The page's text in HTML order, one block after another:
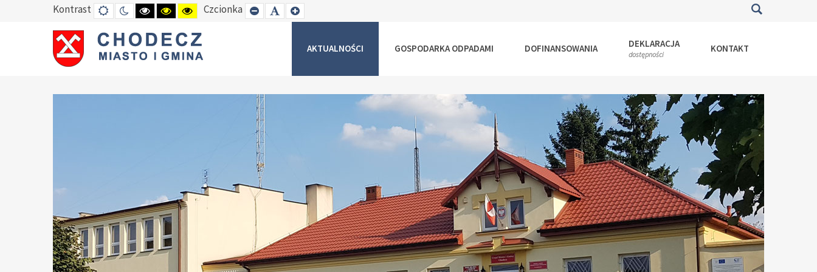
Kontrast DEFAULT
MODE
TRYB
NOCNY
HIGH
CONTRAST
BLACK
WHITE
MODE
HIGH
CONTRAST
BLACK
YELLOW
MODE
HIGH
CONTRAST
YELLOW
BLACK
MODE
Czcionka SET
SMALLER
SET
DEFAULT
SET
LARGER
AKTUALNOŚCI GOSPODARKA ODPADAMI DOFINANSOWANIA DEKLARACJA
dostępności KONTAKT